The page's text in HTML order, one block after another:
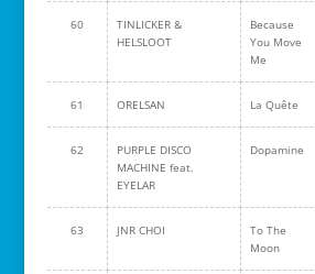
60
TINLICKER &
HELSLOOT
Because
You Move
Me
61 ORELSAN La Quête
62
PURPLE DISCO
MACHINE feat.
EYELAR
Dopamine
63 JNR CHOI
To The
Moon